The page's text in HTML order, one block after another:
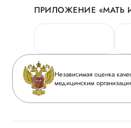
Новости
Руководство
Сотрудничество
Инвесторам
Журнал «Мать и дитя»
Вакансии
Медицинский туризм
Личный кабинет
Персональные данные
Горячая линия качества
Вопрос-ответ
Приложение пациента
Статьи
ПРИЛОЖЕНИЕ «МАТЬ
Независимая оценка
медицинским